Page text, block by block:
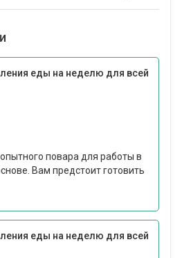
еды на неделю для всей
повара для работы в
Вам предстоит готовить
еды на неделю для всей